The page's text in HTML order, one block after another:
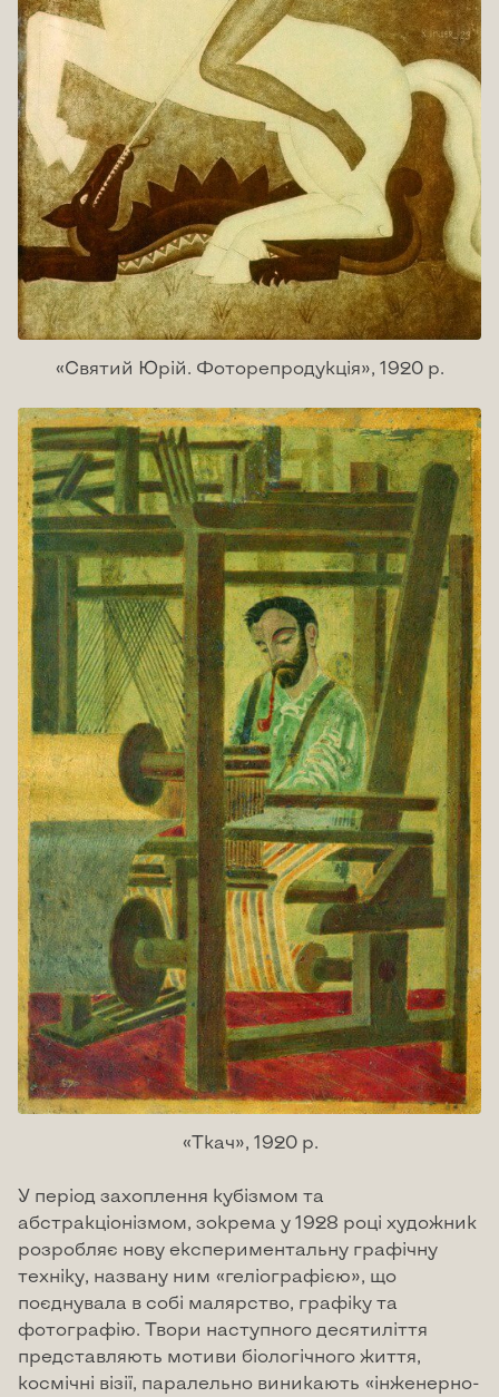
«Святий Юрій. Фоторепродукція», 1920 р.
«Ткач», 1920 р.
У період захоплення кубізмом та
абстракціонізмом, зокрема у 1928 році художник
розробляє нову експериментальну графічну
техніку, названу ним «геліографією», що
поєднувала в собі малярство, графіку та
фотографію. Твори наступного десятиліття
представляють мотиви біологічного життя,
космічні візії, паралельно виникають «інженерно-